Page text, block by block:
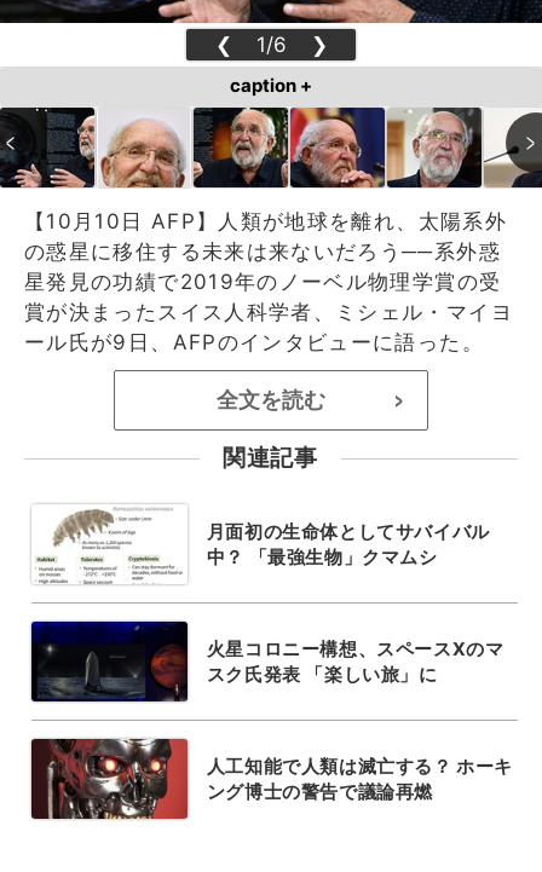
❮ 1/6 ❯
caption +
【10月10日 AFP】人類が地球を離れ、太陽系外
の惑星に移住する未来は来ないだろう──系外惑
星発見の功績で2019年のノーベル物理学賞の受
賞が決まったスイス人科学者、ミシェル・マイヨ
ール氏が9日、AFPのインタビューに語った。
全文を読む >
関連記事
月面初の生命体としてサバイバル
中？ 「最強生物」クマムシ
火星コロニー構想、スペースXのマ
スク氏発表 「楽しい旅」に
人工知能で人類は滅亡する？ ホーキ
ング博士の警告で議論再燃